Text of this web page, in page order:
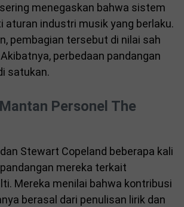
menegaskan bahwa sistem
aturan industri musik yang berlaku.
pembagian tersebut di nilai sah
perbedaan pandangan
satukan.
Personel The
Stewart Copeland beberapa kali
mereka terkait
Mereka menilai bahwa kontribusi
berasal dari penulisan lirik dan